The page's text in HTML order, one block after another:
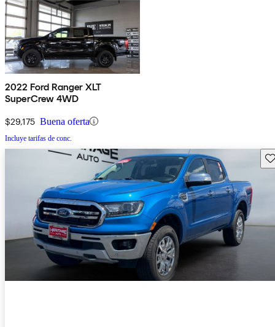
2022 Ford Ranger XLT
SuperCrew 4WD
$29,175 Buena oferta
Incluye tarifas de conc.